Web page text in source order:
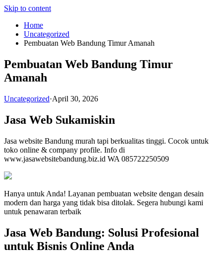
Skip to content
Home
Uncategorized
Pembuatan Web Bandung Timur Amanah
Pembuatan Web Bandung Timur
Amanah
Uncategorized·April 30, 2026
Jasa Web Sukamiskin
Jasa website Bandung murah tapi berkualitas tinggi. Cocok untuk
toko online & company profile. Info di
www.jasawebsitebandung.biz.id WA 085722250509
Hanya untuk Anda! Layanan pembuatan website dengan desain
modern dan harga yang tidak bisa ditolak. Segera hubungi kami
untuk penawaran terbaik
Jasa Web Bandung: Solusi Profesional
untuk Bisnis Online Anda